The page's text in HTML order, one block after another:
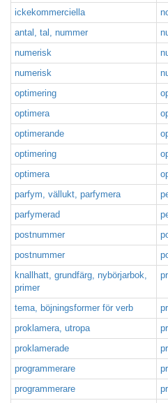
ickekommerciella
antal, tal, nummer
numerisk
numerisk
optimering
optimera
optimerande
optimering
optimera
parfym, vällukt, parfymera
parfymerad
postnummer
postnummer
knallhatt, grundfärg, nybörjarbok,
primer
tema, böjningsformer för verb
proklamera, utropa
proklamerade
programmerare
programmerare